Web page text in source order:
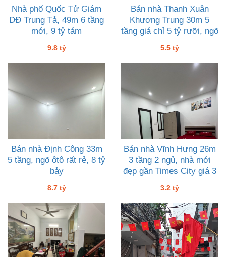
Nhà phố Quốc Tử Giám
DĐ Trung Tả, 49m 6 tầng
mới, 9 tỷ tám
9.8 tỷ
Bán nhà Thanh Xuân
Khương Trung 30m 5
tầng giá chỉ 5 tỷ rưỡi, ngõ
5.5 tỷ
Bán nhà Định Công 33m
5 tầng, ngõ ôtô rất rẻ, 8 tỷ
bảy
8.7 tỷ
Bán nhà Vĩnh Hưng 26m
3 tầng 2 ngủ, nhà mới
đẹp gần Times City giá 3
3.2 tỷ